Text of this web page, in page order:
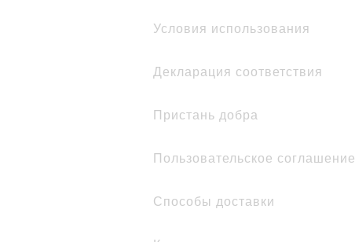
условия использования
декларация соответствия
Пристань добра
Пользовательское соглашение
Способы доставки